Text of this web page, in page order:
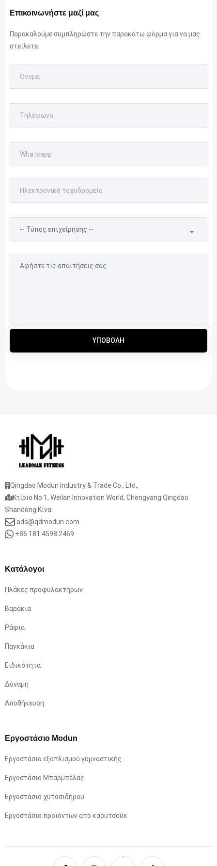
Επικοινωνήστε μαζί μας
Παρακαλούμε συμπληρώστε την παρακάτω φόρμα για να μας
στείλετε.
ΥΠΟΒΟΛΉ
Qingdao Modun Industry & Trade Co., Ltd.,
Κτίριο No.1, Weilan Innovation World, Chengyang Qingdao
Shandong Κίνα.
ads@qdmodun.com
+86 181 4598 2469
Κατάλογοι
Πλάκες προφυλακτήρων
Βαράκια
Ράφια
Παγκάκια
Ειδικότητα
Δύναμη
Αποθήκευση
Εργοστάσιο Modun
Εργοστάσιο εξοπλισμού γυμναστικής
Εργοστάσιο Μπαρμπέλας
Εργοστάσιο χυτοσιδήρου
Εργοστάσιο προϊόντων από καουτσούκ